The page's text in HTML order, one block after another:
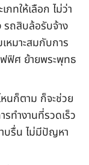
ภทให้เลือก ไม่ว่า
รถสิบล้อรับจ้าง
หมาะสมกับการ
ฟฟิศ ย้ายพระพุทธ
นก็ตาม ก็จะช่วย
ทำงานที่รวดเร็ว
บรื่น ไม่มีปัญหา